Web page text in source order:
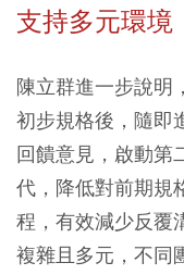
支持多元環
陳立群進一步說明
初步規格後，隨即
回饋意見，啟動第
代，降低對前期規
程，有效減少反覆
複雜且多元，不同